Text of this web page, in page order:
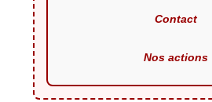
Contact
Nos actions